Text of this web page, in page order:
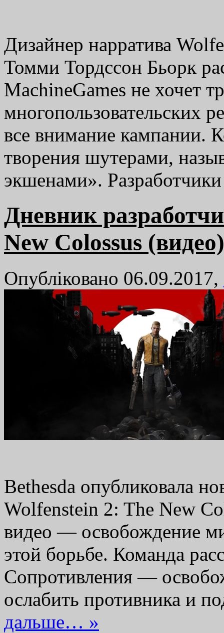
Дизайнер нарратива
Томми Тордссон Бьорк
MachineGames не хочет
многопользовательских
все внимание кампании.
творения шутерами,
экшенами».
Дневник
New Colossus (видео)
Опубліковано 06.09.2017,
Bethesda опубликовала
Wolfenstein 2: The New
видео — освобождение
этой борьбе. Команда
Сопротивления —
ослабить противника и
дальше… »